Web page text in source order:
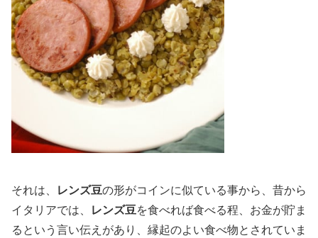
それは、 レンズ豆の形がコインに似ている事から、昔から
イタリアでは、 レンズ豆を食べれば食べる程、お金が貯ま
るという言い伝えがあり、縁起のよい食べ物とされていま